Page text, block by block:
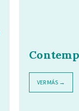
VER MÁS →